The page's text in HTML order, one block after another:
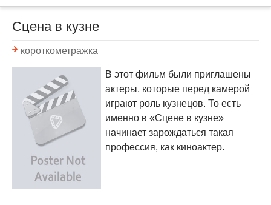
Сцена в кузне
короткометражка
В этот фильм были приглашены
актеры, которые перед камерой
играют роль кузнецов. То есть
именно в «Сцене в кузне»
начинает зарождаться такая
профессия, как киноактер.